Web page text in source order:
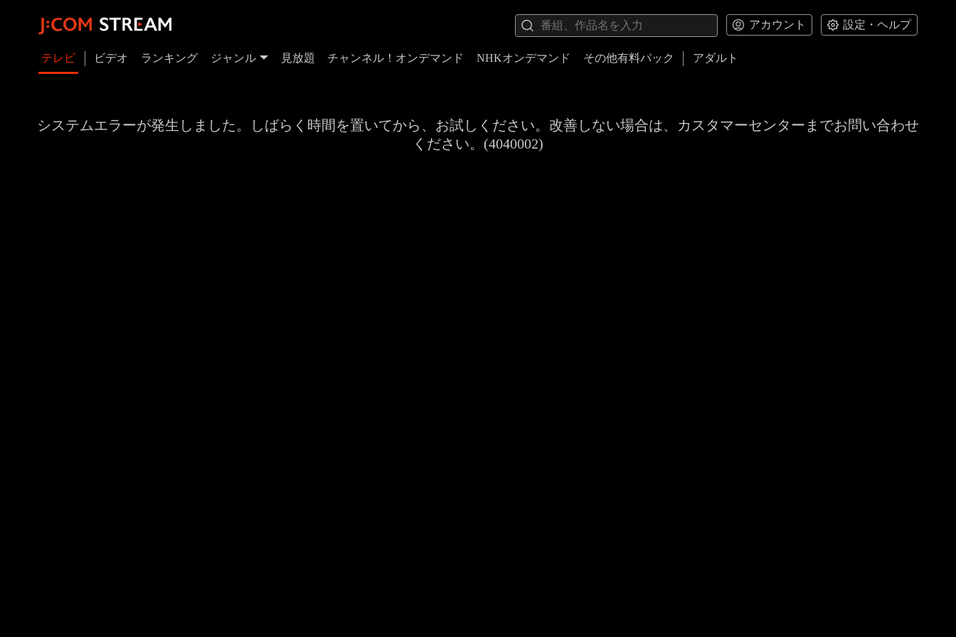
アカウント 設定・ヘルプ
テレビ ビデオ ランキング ジャンル 見放題 チャンネル！オンデマンド NHKオンデマンド その他有料パック アダルト
システムエラーが発生しました。しばらく時間を置いてから、お試しください。改善しない場合は、カスタマーセンターまでお問い合わせ
ください。(4040002)